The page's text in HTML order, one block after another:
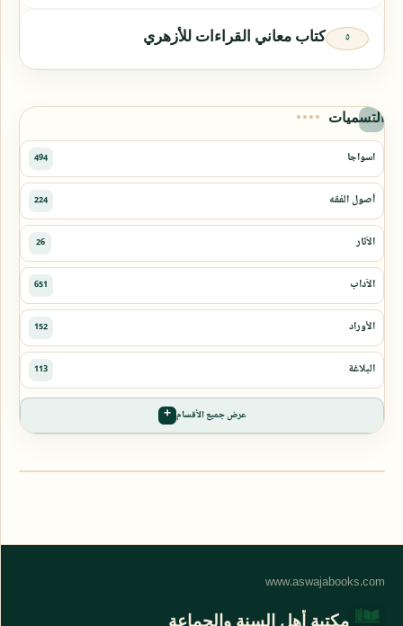
كتاب معاني القراءات للأزهري
التسميات
عرض جميع الأقسام
مكتبة أهل السنة والجماعة